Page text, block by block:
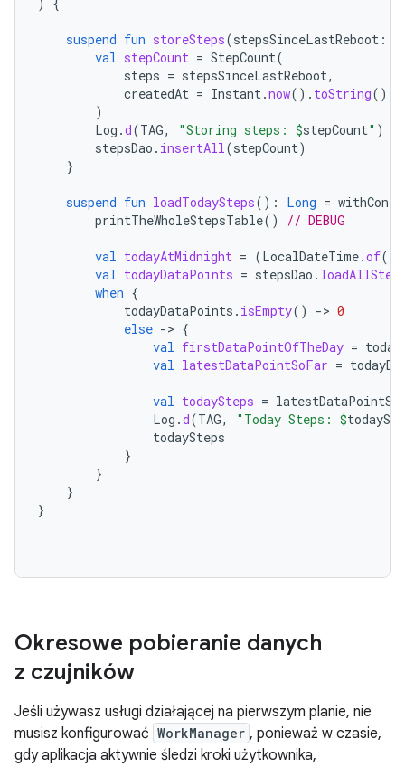
suspend fun storeSteps(stepsSinceLastReboot :
val stepCount = StepCount(
steps = stepsSinceLastReboot,
createdAt = Instant.now(). toString()
)
Log .d(TAG, "Storing steps: $stepCount" )
stepsDao . insertAll(stepCount)
}
suspend fun loadTodaySteps(): Long =
printTheWholeStepsTable() // DEBUG
val todayAtMidnight = (LocalDateTime.of(
val todayDataPoints = stepsDao .
when {
todayDataPoints . isEmpty() -> 0
else -> {
val firstDataPointOfTheDay =
val latestDataPointSoFar =
val todaySteps =
Log .d(TAG, "Today Steps: $
todaySteps
}
}
}
}
Okresowe pobieranie danych
z czujników
Jeśli używasz usługi działającej na pierwszym planie, nie
musisz konfigurować WorkManager , ponieważ w czasie,
gdy aplikacja aktywnie śledzi kroki użytkownika,